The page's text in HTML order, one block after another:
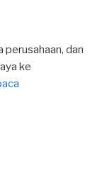
perusahaan, dan
ke